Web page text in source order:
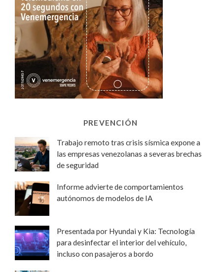
PREVENCIÓN
Trabajo remoto tras crisis sísmica expone a
las empresas venezolanas a severas brechas
de seguridad
Informe advierte de comportamientos
autónomos de modelos de IA
Presentada por Hyundai y Kia: Tecnología
para desinfectar el interior del vehículo,
incluso con pasajeros a bordo